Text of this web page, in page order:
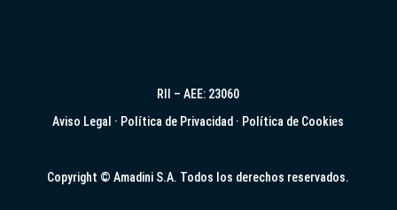
RII – AEE: 23060
Aviso Legal · Política de Privacidad · Política de Cookies
Copyright © Amadini S.A. Todos los derechos reservados.